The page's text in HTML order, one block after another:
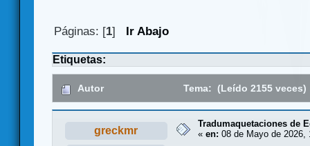
Páginas: [1] Ir Abajo
Etiquetas:
Autor Tema: (Leído 2155 veces)
greckmr
Tradumaquetaciones de
« en: 08 de Mayo de 2026,